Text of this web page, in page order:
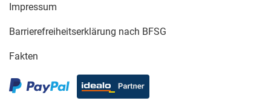
Impressum
Barrierefreiheitserklärung nach BFSG
Fakten